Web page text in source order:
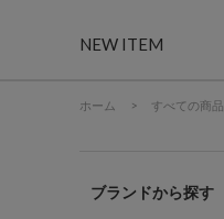
NEW ITEM
ホーム > すべての商品
ブランド